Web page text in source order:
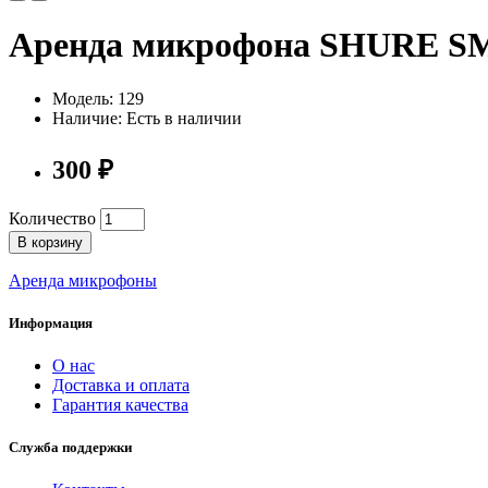
Аренда микрофона SHURE
Модель: 129
Наличие: Есть в наличии
300 ₽
Количество
В корзину
Аренда микрофоны
Информация
О нас
Доставка и оплата
Гарантия качества
Служба поддержки